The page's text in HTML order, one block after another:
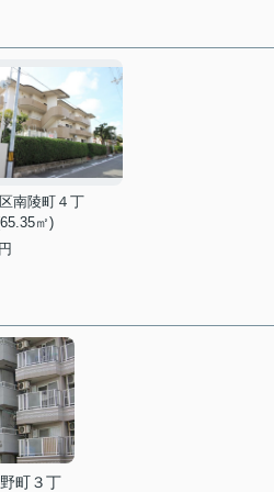
南陵町４丁
㎡)
町３丁